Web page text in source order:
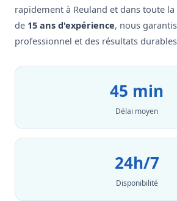
rapidement à Reuland et dans toute
de 15 ans d'expérience, nous
professionnel et des résultats
45 min
Délai moyen
24h/7
Disponibilité